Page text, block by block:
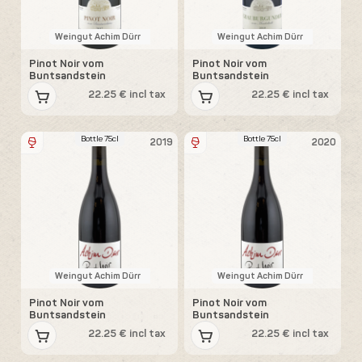
Weingut Achim Dürr
Pinot Noir vom
Buntsandstein
22.25 € incl tax
Weingut Achim Dürr
Pinot Noir vom
Buntsandstein
22.25 € incl tax
2019
Bottle 75cl
Weingut Achim Dürr
Pinot Noir vom
Buntsandstein
22.25 € incl tax
2020
Bottle 75cl
Weingut Achim Dürr
Pinot Noir vom
Buntsandstein
22.25 € incl tax